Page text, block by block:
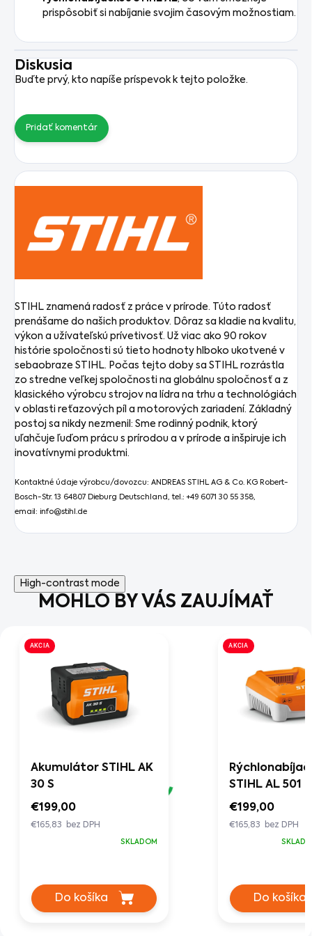
prispôsobiť si nabíjanie svojim časovým možnostiam.
Diskusia
Buďte prvý, kto napíše príspevok k tejto položke.
Pridať komentár
STIHL znamená radosť z práce v prírode. Túto radosť
prenášame do našich produktov. Dôraz sa kladie na kvalitu,
výkon a užívateľskú prívetivosť. Už viac ako 90 rokov
histórie spoločnosti sú tieto hodnoty hlboko ukotvené v
sebaobraze STIHL. Počas tejto doby sa STIHL rozrástla
zo stredne veľkej spoločnosti na globálnu spoločnosť a z
klasického výrobcu strojov na lídra na trhu a technológiách
v oblasti reťazových píl a motorových zariadení. Základný
postoj sa nikdy nezmenil: Sme rodinný podnik, ktorý
uľahčuje ľuďom prácu s prírodou a v prírode a inšpiruje ich
inovatívnymi produktmi.
Kontaktné údaje výrobcu/dovozcu: ANDREAS STIHL AG & Co. KG Robert-
Bosch-Str. 13 64807 Dieburg Deutschland, tel.: +49 6071 30 55 358,
email: info@stihl.de
High-contrast mode
MOHLO BY VÁS ZAUJÍMAŤ
AKCIA
Akumulátor STIHL AK
30 S
€199,00
€165,83 bez DPH
SKLADOM
Do košíka
AKCIA
STIHL AL 501
€199,00
€165,83 bez DPH
Do košíka